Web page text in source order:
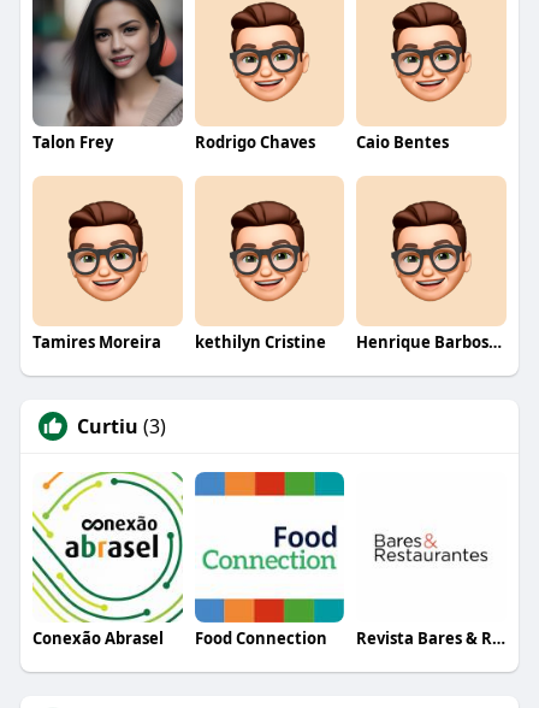
Talon Frey Rodrigo Chaves Caio Bentes
Tamires Moreira kethilyn Cristine Henrique Barbosa Yokobataki
Curtiu (3)
Conexão Abrasel Food Connection Revista Bares & Restaurantes